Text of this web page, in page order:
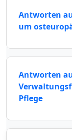
Antworten
um
Antworten
Pflege